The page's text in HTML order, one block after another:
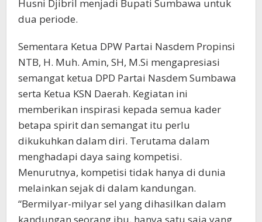
Husni Djibril menjadi Bupati Sumbawa untuk
dua periode.
Sementara Ketua DPW Partai Nasdem Propinsi
NTB, H. Muh. Amin, SH, M.Si mengapresiasi
semangat ketua DPD Partai Nasdem Sumbawa
serta Ketua KSN Daerah. Kegiatan ini
memberikan inspirasi kepada semua kader
betapa spirit dan semangat itu perlu
dikukuhkan dalam diri. Terutama dalam
menghadapi daya saing kompetisi.
Menurutnya, kompetisi tidak hanya di dunia
melainkan sejak di dalam kandungan.
“Bermilyar-milyar sel yang dihasilkan dalam
kandungan seorang ibu, hanya satu saja yang